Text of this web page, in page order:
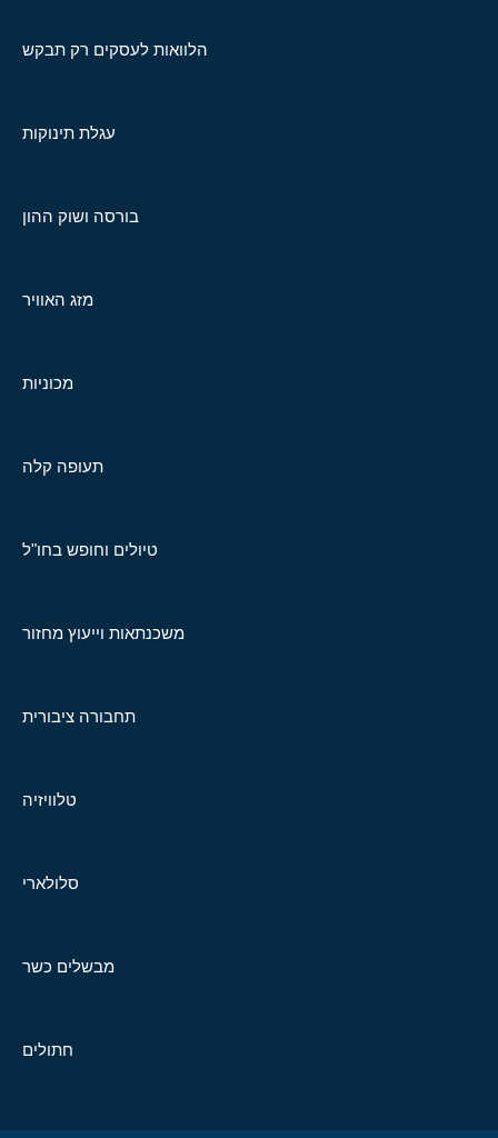
הלוואות לעסקים רק תבקש
עגלת תינוקות
בורסה ושוק ההון
מזג האוויר
מכוניות
תעופה קלה
טיולים וחופש בחו"ל
משכנתאות וייעוץ מחזור
תחבורה ציבורית
טלוויזיה
סלולארי
מבשלים כשר
חתולים